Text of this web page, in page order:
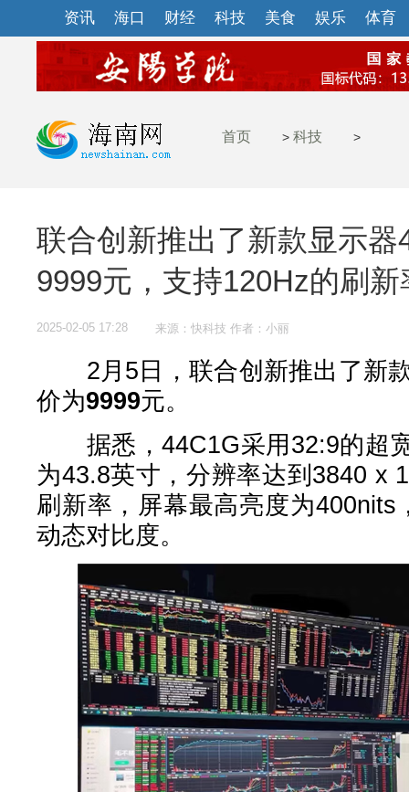
资讯 海口 财经 科技 美食 娱乐 体育
首页 > 科技 >
联合创新推出了新款显示器
9999元，支持120Hz的刷新
2025-02-05 17:28 来源：快科技 作者：小丽
2月5日，联合创新推出了新
价为9999元。
据悉，44C1G采用32:9的超
为43.8英寸，分辨率达到3840 x
刷新率，屏幕最高亮度为400nits
动态对比度。